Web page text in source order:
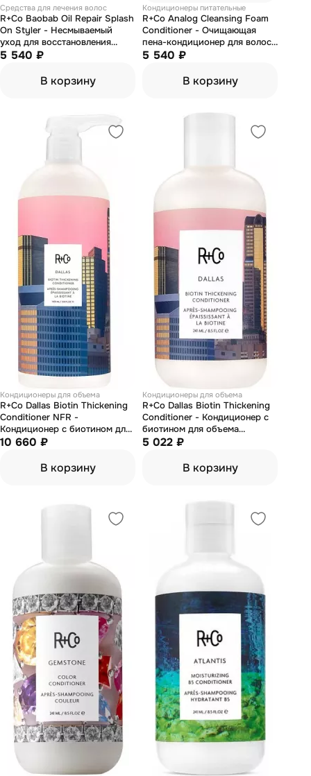
Средства для лечения волос
R+Co Baobab Oil Repair Splash
On Styler - Несмываемый
уход для восстановления
волос с маслом баобаба "на
5 540 ₽
В корзину
Кондиционеры питательные
R+Co Analog Cleansing Foam
Conditioner - Очищающая
пена-кондиционер для волос
177 мл
5 540 ₽
В корзину
Кондиционеры для объема
R+Co Dallas Biotin Thickening
Conditioner NFR -
Кондиционер с биотином для
объема "даллас" 1000 мл
10 660 ₽
В корзину
Кондиционеры для объема
R+Co Dallas Biotin Thickening
Conditioner - Кондиционер с
биотином для объема
"даллас" 251 мл
5 022 ₽
В корзину